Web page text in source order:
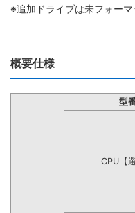
※追加ドライブは未フォー
概要仕様
型
CPU【